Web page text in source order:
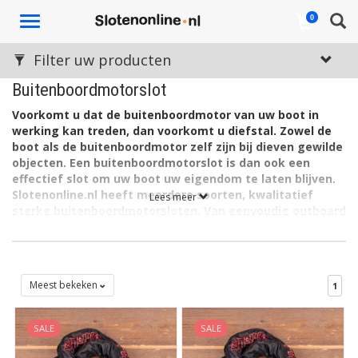
Toggle
0
Buitenboordmotorslot
Voorkomt u dat de buitenboordmotor van uw boot in
werking kan treden, dan voorkomt u diefstal. Zowel de
boot als de buitenboordmotor zelf zijn bij dieven gewilde
objecten. Een buitenboordmotorslot is dan ook een
effectief slot om uw boot uw eigendom te laten blijven.
Slotenonline.nl heeft meerdere soorten, kwalitatief
Zoals de SCM goedgekeurde botensloten van de
De buitenboordmotor bevindt zich aan de achterzijde van de
boot en is letterlijk de drijvende kracht. Deze motor van de boot
fungeert bovendien als roer en is dan ook draaibaar
opgehangen. Voor zowel lichtere als zwaardere bootmotoren
vindt u hier een buitenboordmotorslot dat past; solide en
Lees meer
Filter uw producten
Meest bekeken 1
SALE SALE